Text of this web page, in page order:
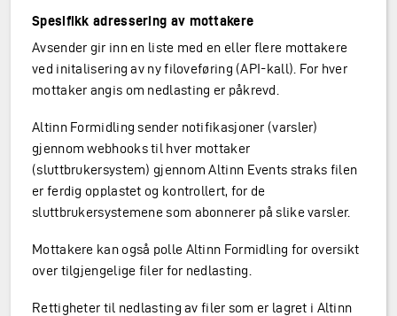
Spesifikk adressering av mottakere
Avsender gir inn en liste med en eller flere mottakere
ved initalisering av ny filoveføring (API-kall). For hver
mottaker angis om nedlasting er påkrevd.
Altinn Formidling sender notifikasjoner (varsler)
gjennom webhooks til hver mottaker
(sluttbrukersystem) gjennom Altinn Events straks filen
er ferdig opplastet og kontrollert, for de
sluttbrukersystemene som abonnerer på slike varsler.
Mottakere kan også polle Altinn Formidling for oversikt
over tilgjengelige filer for nedlasting.
Rettigheter til nedlasting av filer som er lagret i Altinn